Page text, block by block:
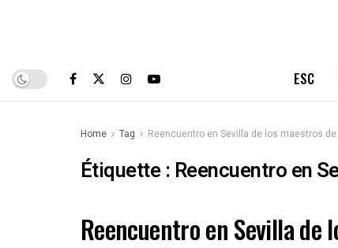
ESC
Home Tag Reencuentro en Sevilla de los maestros
Étiquette : Reencuentro en
ESPAÑOLES DE CUBA
Reencuentro en Sevilla de